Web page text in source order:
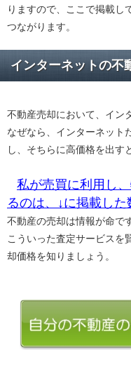
りますので、ここで掲載し
つながります。
インターネットの不
不動産売却において、イン
なぜなら、インターネット
し、そちらに高価格を出す
私が売買に利用し
るのは、↓に掲載した
不動産の売却は情報が命です
こういった査定サービスを
却価格を知りましょう。